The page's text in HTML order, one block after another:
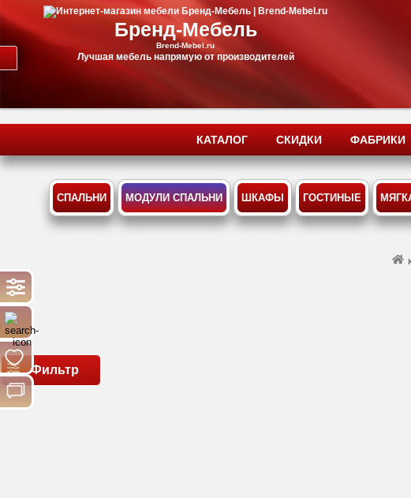
Бренд-Мебель
Brend-Mebel.ru
Лучшая мебель напрямую от производителей
КАТАЛОГ СКИДКИ ФАБРИКИ
СПАЛЬНИ МОДУЛИ СПАЛЬНИ ШКАФЫ ГОСТИНЫЕ
Фильтр